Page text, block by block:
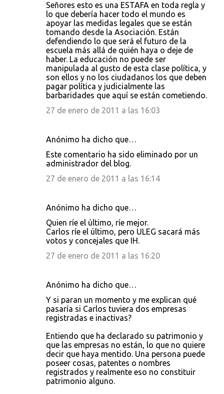
Señores esto es una ESTAFA en toda regla y
lo que debería hacer todo el mundo es
apoyar las medidas legales que se están
tomando desde la Asociación. Están
defendiendo lo que será el futuro de la
escuela más allá de quién haya o deje de
haber. La educación no puede ser
manipulada al gusto de esta clase política, y
son ellos y no los ciudadanos los que deben
pagar política y judicialmente las
barbaridades que aquí se están cometiendo.
27 de enero de 2011 a las 16:03
Anónimo ha dicho que…
Este comentario ha sido eliminado por un
administrador del blog.
27 de enero de 2011 a las 16:14
Anónimo ha dicho que…
Quien ríe el último, ríe mejor.
Carlos ríe el último, pero ULEG sacará más
votos y concejales que IH.
27 de enero de 2011 a las 16:20
Anónimo ha dicho que…
Y si paran un momento y me explican qué
pasaría si Carlos tuviera dos empresas
registradas e inactivas?
Entiendo que ha declarado su patrimonio y
que las empresas no están, lo que no quiere
decir que haya mentido. Una persona puede
poseer cosas, patentes o nombres
registrados y realmente eso no constituir
patrimonio alguno.